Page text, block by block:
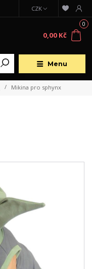
Menu
CZK
0
0,00 Kč
Mikina pro sphynx